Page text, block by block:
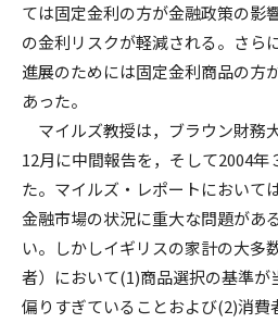
ては固定金利の方が金融政策の影
の金利リスクが軽減される。さら
進展のためには固定金利商品の方
あった。
マイルズ教授は，ブラウン財務
12月に中間報告を，そして2004年
た。マイルズ・レポートにおいて
金融市場の状況に重大な問題があ
い。しかしイギリスの家計の大多
者）において(1)商品選択の基準が
偏りすぎていることおよび(2)消費